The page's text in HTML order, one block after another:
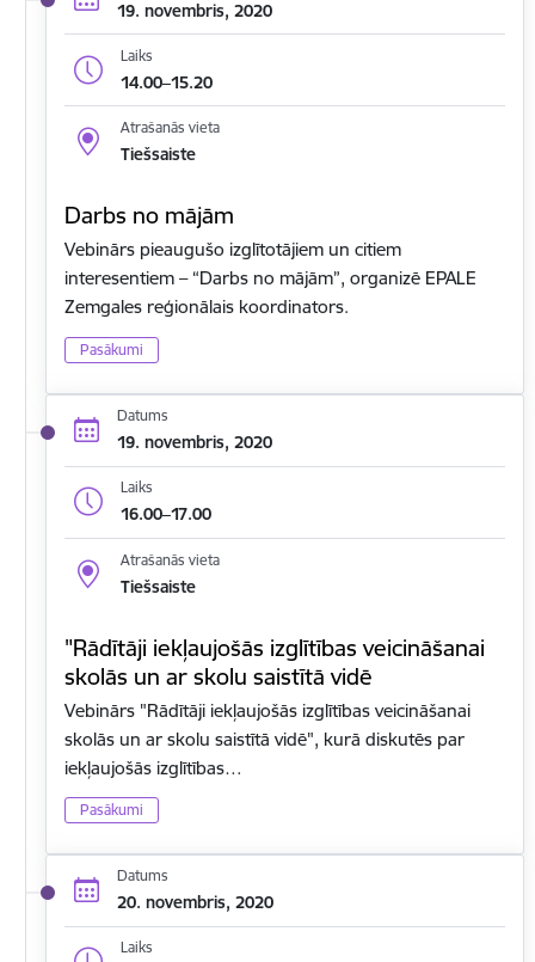
19. novembris, 2020
Laiks
14.00–15.20
Atrašanās vieta
Tiešsaiste
Darbs no mājām
Vebinārs pieaugušo izglītotājiem un citiem
interesentiem – “Darbs no mājām”, organizē EPALE
Zemgales reģionālais koordinators.
Pasākumi
Datums
19. novembris, 2020
Laiks
16.00–17.00
Atrašanās vieta
Tiešsaiste
"Rādītāji iekļaujošās izglītības veicināšanai
skolās un ar skolu saistītā vidē
Vebinārs "Rādītāji iekļaujošās izglītības veicināšanai
skolās un ar skolu saistītā vidē", kurā diskutēs par
iekļaujošās izglītības…
Pasākumi
Datums
20. novembris, 2020
Laiks